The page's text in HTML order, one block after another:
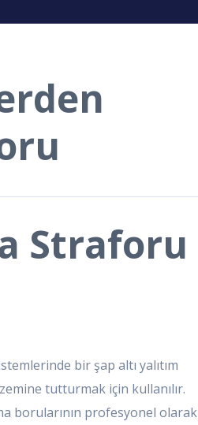
Straforu
bir şap altı yalıtım
tutturmak için kullanılır.
borularının profesyonel olarak